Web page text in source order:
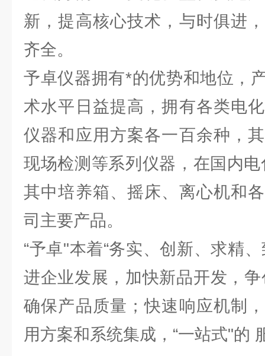
新，提高核心技术，与时俱进
齐全。
予卓仪器拥有*的优势和地位，
术水平日益提高，拥有各类电
仪器和应用方案各一百余种，
现场检测等系列仪器，在国内
其中培养箱、摇床、离心机和
司主要产品。
“予卓"本着“务实、创新、求精
进企业发展，加快新品开发，
确保产品质量；快速响应机制
用方案和系统集成，“一站式"的